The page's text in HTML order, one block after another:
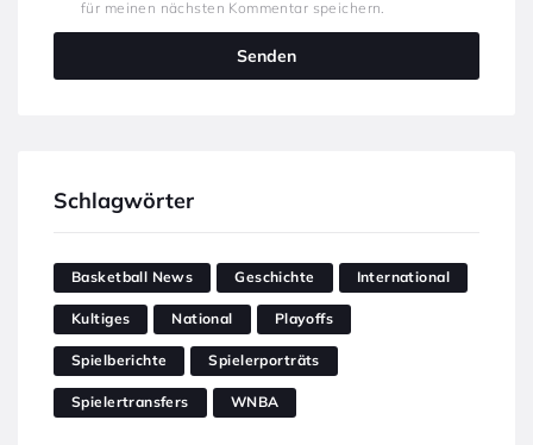
für meinen nächsten Kommentar speichern.
Schlagwörter
Basketball News Geschichte International
Kultiges National Playoffs
Spielberichte Spielerporträts
Spielertransfers WNBA